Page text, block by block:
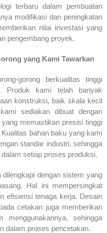
terbaru dalam pembuatan
modifikasi dan peningkatan
nilai investasi yang
pengembang proyek.
yang Kami Tawarkan
gorong berkualitas tinggi
Produk kami telah banyak
konstruksi, baik skala kecil
sediakan dibuat dengan
memastikan presisi tinggi
bahan baku yang kami
standar industri, sehingga
setiap proses produksi.
dengan sistem yang
Hal ini mempersingkat
efisiensi tenaga kerja. Desain
cetakan juga memberikan
menggunakannya, sehingga
dalam proses pencetakan.